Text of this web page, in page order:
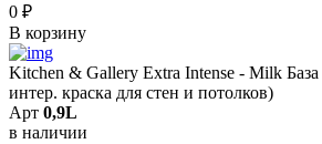
0 ₽
В корзину
Kitchen & Gallery Extra Intense - Milk
интер. краска для стен и потолков)
Арт 0,9L
в наличии